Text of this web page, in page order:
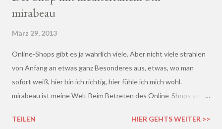
mirabeau
März 29, 2013
Online-Shops gibt es ja wahrlich viele. Aber nicht viele strahlen
von Anfang an etwas ganz Besonderes aus, etwas, wo man
sofort weiß, hier bin ich richtig, hier fühle ich mich wohl.
mirabeau ist meine Welt Beim Betreten des Online-Shops von
Harmonische - ich wusste sofort, hier fühle ich mich wohl :)
TEILEN HIER GEHTS WEITER >>